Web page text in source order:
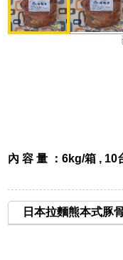
內 容 量 ：6kg/箱 , 10
日本拉麵熊本式豚